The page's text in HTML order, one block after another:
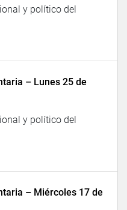
y político del
– Lunes 25 de
y político del
– Miércoles 17 de